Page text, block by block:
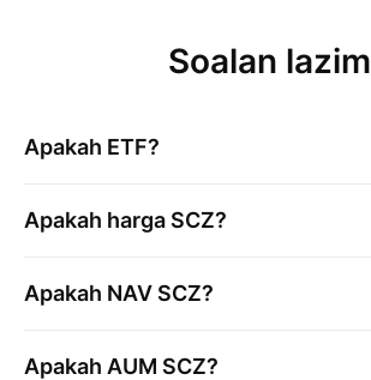
Soalan lazim
Apakah ETF?
Apakah harga SCZ?
Apakah NAV SCZ?
Apakah AUM SCZ?